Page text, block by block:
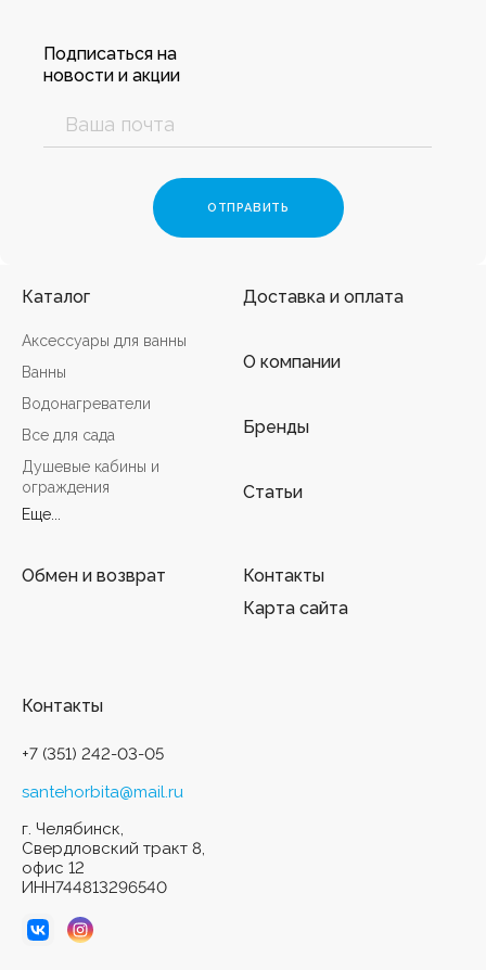
Подписаться на
новости и акции
Каталог
Аксессуары для ванны
Ванны
Водонагреватели
Все для сада
Душевые кабины и
ограждения
Еще...
Доставка и оплата
О компании
Бренды
Статьи
Обмен и возврат
Контакты
Карта сайта
Контакты
+7 (351) 242-03-05
santehorbita@mail.ru
г. Челябинск,
Свердловский тракт 8,
офис 12
ИНН744813296540